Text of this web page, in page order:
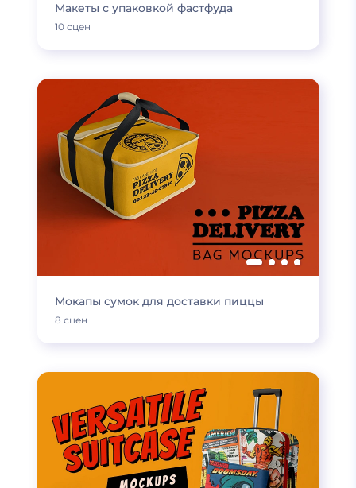
Макеты с упаковкой фастфуда
10 сцен
Мокапы сумок для доставки пиццы
8 сцен